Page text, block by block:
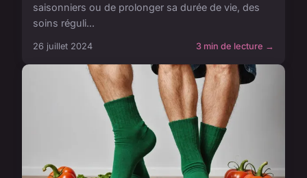
saisonniers ou de prolonger sa durée de vie, des
soins réguli...
26 juillet 2024 3 min de lecture →